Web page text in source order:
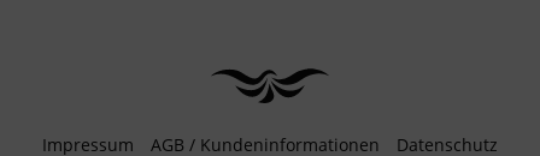
Impressum AGB / Kundeninformationen Datenschutz